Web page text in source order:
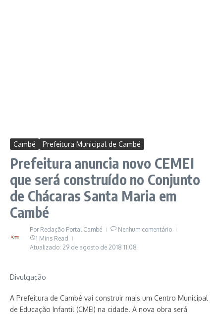
Cambé Prefeitura Municipal de Cambé
Prefeitura anuncia novo CEMEI
que será construído no Conjunto
de Chácaras Santa Maria em
Cambé
Por Redação Portal Cambé
Nenhum comentário
1 Mins Read
Atualizado: 29 de agosto de 2018 11:08
Divulgação
A Prefeitura de Cambé vai construir mais um Centro Municipal
de Educação Infantil (CMEI) na cidade. A nova obra será